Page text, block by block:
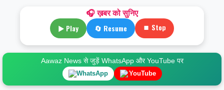
🎧 ख़बर को सुनिए
▶ Play 🔄 Resume ⏹ Stop
Aawaz News से जुड़ें WhatsApp और YouTube पर
WhatsApp YouTube